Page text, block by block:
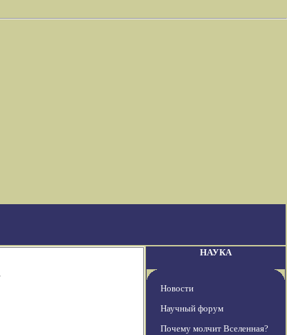
НАУКА
Новости
Научный форум
Почему молчит Вселенная?